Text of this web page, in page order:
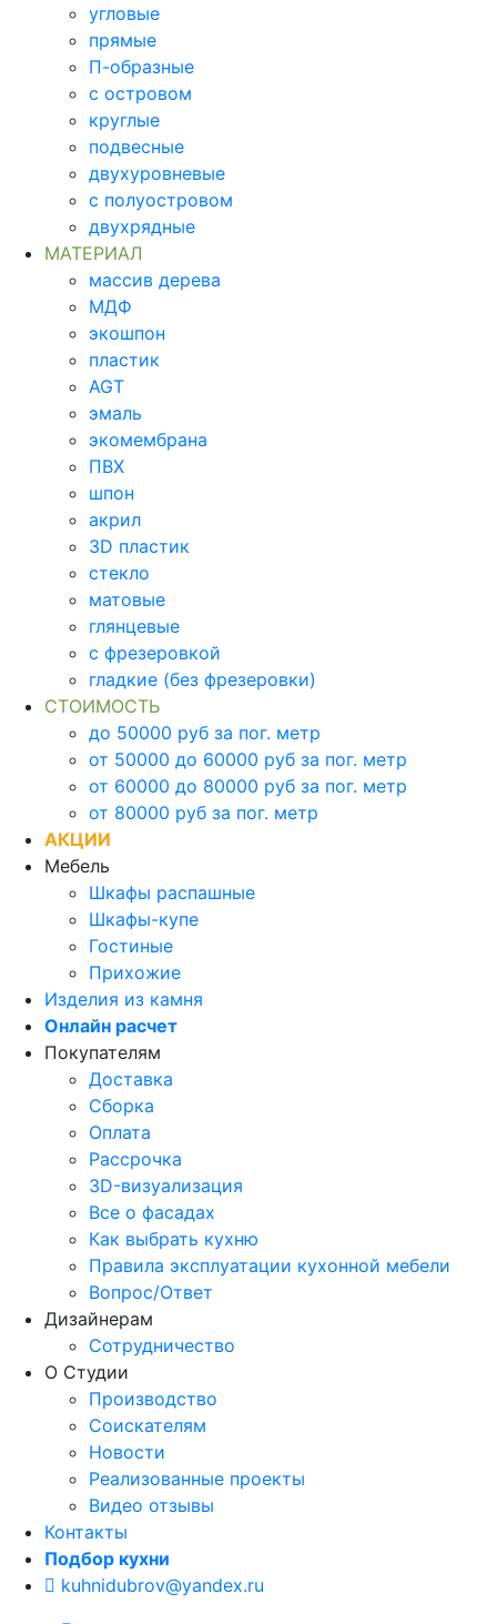
угловые
прямые
П-образные
с островом
круглые
подвесные
двухуровневые
с полуостровом
двухрядные
МАТЕРИАЛ
массив дерева
МДФ
экошпон
пластик
AGT
эмаль
экомембрана
ПВХ
шпон
акрил
3D пластик
стекло
матовые
глянцевые
с фрезеровкой
гладкие (без фрезеровки)
СТОИМОСТЬ
до 50000 руб за пог. метр
от 50000 до 60000 руб за пог. метр
от 60000 до 80000 руб за пог. метр
от 80000 руб за пог. метр
АКЦИИ
Мебель
Шкафы распашные
Шкафы-купе
Гостиные
Прихожие
Изделия из камня
Онлайн расчет
Покупателям
Доставка
Сборка
Оплата
Рассрочка
3D-визуализация
Все о фасадах
Как выбрать кухню
Правила эксплуатации кухонной мебели
Вопрос/Ответ
Дизайнерам
Сотрудничество
О Студии
Производство
Соискателям
Новости
Реализованные проекты
Видео отзывы
Контакты
Подбор кухни
kuhnidubrov@yandex.ru